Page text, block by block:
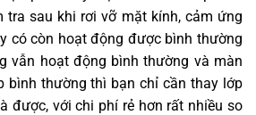
tra sau khi rơi vỡ mặt kính, cảm ứng
có còn hoạt động được bình thường
vẫn hoạt động bình thường và màn
bình thường thì bạn chỉ cần thay lớp
được, với chi phí rẻ hơn rất nhiều so